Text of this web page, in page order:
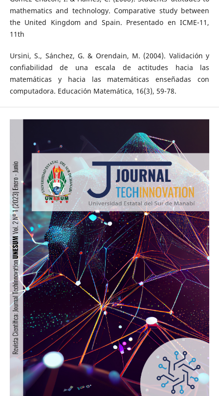
mathematics and technology. Comparative study between
the United Kingdom and Spain. Presentado en ICME-11,
11th
Ursini, S., Sánchez, G. & Orendain, M. (2004). Validación y
confiabilidad de una escala de actitudes hacia las
matemáticas y hacia las matemáticas enseñadas con
computadora. Educación Matemática, 16(3), 59-78.